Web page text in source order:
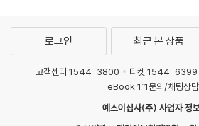
로그인 최근 본 상품
고객센터 1544-3800 티켓 1544-6399
eBook 1:1문의/채팅상담
예스이십사(주) 사업자 정